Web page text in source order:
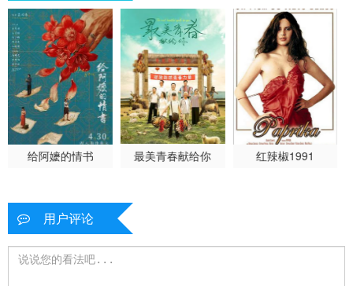
给阿嬷的情书 最美青春献给你 红辣椒1991
用户评论